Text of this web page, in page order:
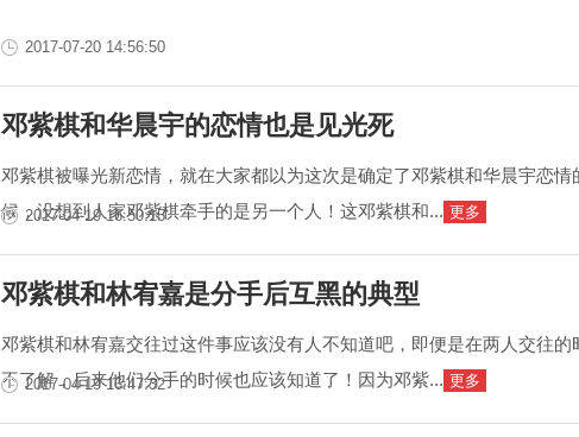
2017-07-20 14:56:50
邓紫棋和华晨宇的恋情也是见光死
邓紫棋被曝光新恋情，就在大家都以为这次是确定了邓紫棋和华晨宇恋情
候，没想到人家邓紫棋牵手的是另一个人！这邓紫棋和... 更多
2017-04-19 16:50:15
邓紫棋和林宥嘉是分手后互黑的典型
邓紫棋和林宥嘉交往过这件事应该没有人不知道吧，即便是在两人交往的
不了解，后来他们分手的时候也应该知道了！因为邓紫... 更多
2017-04-19 16:47:32